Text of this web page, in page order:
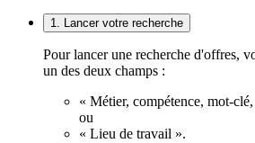
1. Lancer votre recherche
Pour lancer une recherche d'offres,
un des deux champs :
« Métier, compétence, mot-
ou
« Lieu de travail ».